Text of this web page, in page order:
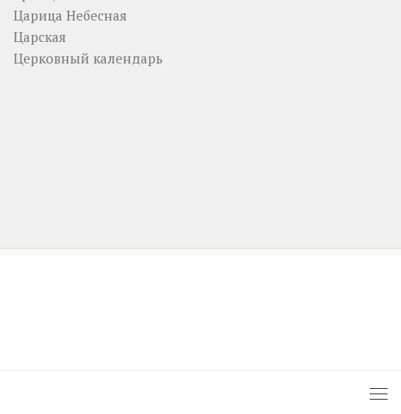
Царица Небесная
Царская
Церковный календарь